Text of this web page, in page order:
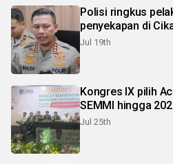
Polisi ringkus
penyekapan di
Jul 19th
Kongres IX pilih
SEMMI hingga
Jul 25th